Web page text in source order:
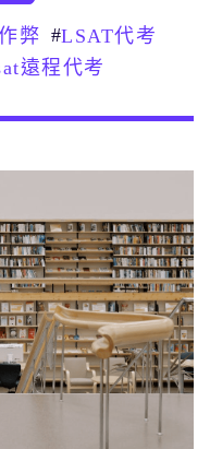
弊 #LSAT代考
遠程代考